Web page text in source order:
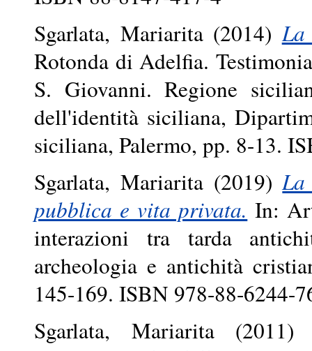
Sgarlata, Mariarita(2014)
Rotonda di Adelfia.
S. Giovanni. Regione
dell'identità siciliana,
siciliana, Palermo, pp. 8-13.
Sgarlata, Mariarita(2019)
pubblica e vita privata. In:
interazioni tra tarda
archeologia e antichità
145-169. ISBN 978-88-6244-
Sgarlata, Mariarita